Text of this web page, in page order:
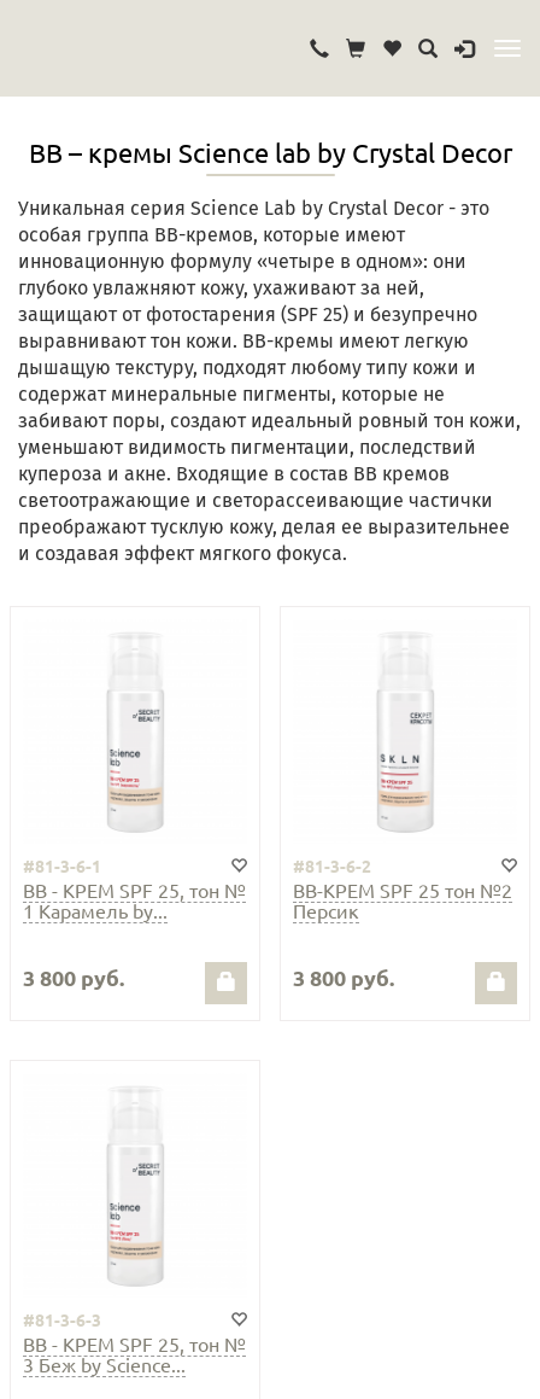
ВВ – кремы Science lab by Crystal Deсor
Уникальная серия Science Lab by Crystal Deсor - это
особая группа ВВ-кремов, которые имеют
инновационную формулу «четыре в одном»: они
глубоко увлажняют кожу, ухаживают за ней,
защищают от фотостарения (SPF 25) и безупречно
выравнивают тон кожи. ВВ-кремы имеют легкую
дышащую текстуру, подходят любому типу кожи и
содержат минеральные пигменты, которые не
забивают поры, создают идеальный ровный тон кожи,
уменьшают видимость пигментации, последствий
купероза и акне. Входящие в состав ВВ кремов
светоотражающие и светорассеивающие частички
преображают тусклую кожу, делая ее выразительнее
и создавая эффект мягкого фокуса.
#81-3-6-1
ВВ - КРЕМ SPF 25, тон №
1 Карамель by...
3 800 руб.
#81-3-6-2
ВВ-КРЕМ SPF 25 тон №2
Персик
3 800 руб.
#81-3-6-3
ВВ - КРЕМ SPF 25, тон №
3 Беж by Science...